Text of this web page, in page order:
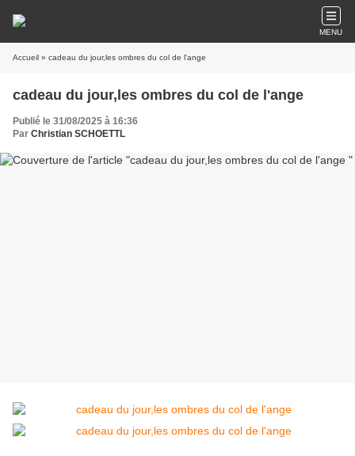
MENU
Accueil » cadeau du jour,les ombres du col de l'ange
cadeau du jour,les ombres du col de l'ange
Publié le 31/08/2025 à 16:36
Par Christian SCHOETTL